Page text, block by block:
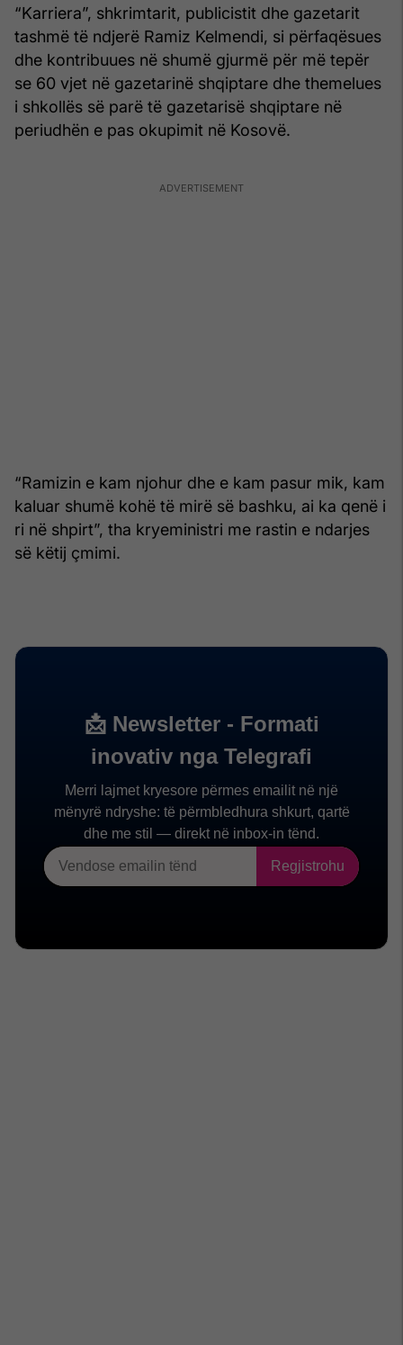
“Karriera”, shkrimtarit, publicistit dhe gazetarit
tashmë të ndjerë Ramiz Kelmendi, si përfaqësues
dhe kontribuues në shumë gjurmë për më tepër
se 60 vjet në gazetarinë shqiptare dhe themelues
i shkollës së parë të gazetarisë shqiptare në
periudhën e pas okupimit në Kosovë.
“Ramizin e kam njohur dhe e kam pasur mik, kam
kaluar shumë kohë të mirë së bashku, ai ka qenë i
ri në shpirt”, tha kryeministri me rastin e ndarjes
së këtij çmimi.